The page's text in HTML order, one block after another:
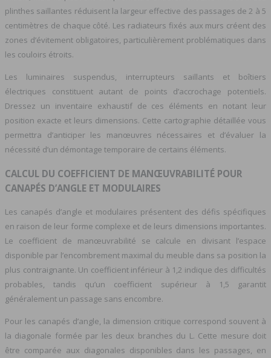
plinthes saillantes réduisent la largeur effective des passages de 2 à 5
centimètres de chaque côté. Les radiateurs fixés aux murs créent des
zones d’évitement obligatoires, particulièrement problématiques dans
les couloirs étroits.
Les luminaires suspendus, interrupteurs saillants et boîtiers
électriques constituent autant de points d’accrochage potentiels.
Dressez un inventaire exhaustif de ces éléments en notant leur
position exacte et leurs dimensions. Cette cartographie détaillée vous
permettra d’anticiper les manœuvres nécessaires et d’évaluer la
nécessité d’un démontage temporaire de certains éléments.
CALCUL DU COEFFICIENT DE MANŒUVRABILITÉ POUR
CANAPÉS D’ANGLE ET MODULAIRES
Les canapés d’angle et modulaires présentent des défis spécifiques
en raison de leur forme complexe et de leurs dimensions importantes.
Le coefficient de manœuvrabilité se calcule en divisant l’espace
disponible par l’encombrement maximal du meuble dans sa position la
plus contraignante. Un coefficient inférieur à 1,2 indique des difficultés
probables, tandis qu’un coefficient supérieur à 1,5 garantit
généralement un passage sans encombre.
Pour les canapés d’angle, la dimension critique correspond souvent à
la diagonale formée par les deux branches du L. Cette mesure doit
être comparée aux diagonales disponibles dans les passages, en